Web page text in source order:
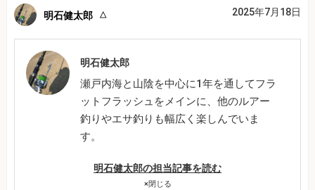
明石健太郎 2025年7月18日
明石健太郎
瀬戸内海と山陰を中心に1年を通してフラ
ットフラッシュをメインに、他のルアー
釣りやエサ釣りも幅広く楽しんでいま
す。
明石健太郎の担当記事を読む
×閉じる